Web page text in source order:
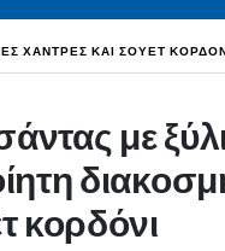
ΧΆΝΤΡΕΣ ΚΑΙ ΣΟΥΈΤ
με
κορδόνι